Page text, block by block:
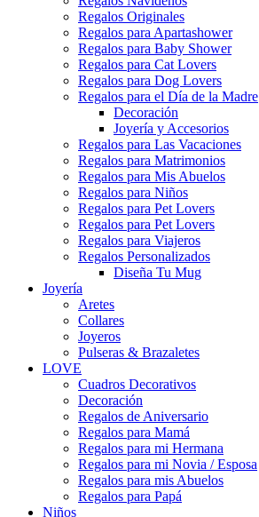
Regalos Originales
Regalos para Apartashower
Regalos para Baby Shower
Regalos para Cat Lovers
Regalos para Dog Lovers
Regalos para el Día de la Madre
Decoración
Joyería y Accesorios
Regalos para Las Vacaciones
Regalos para Matrimonios
Regalos para Mis Abuelos
Regalos para Niños
Regalos para Pet Lovers
Regalos para Pet Lovers
Regalos para Viajeros
Regalos Personalizados
Diseña Tu Mug
Joyería
Aretes
Collares
Joyeros
Pulseras & Brazaletes
LOVE
Cuadros Decorativos
Decoración
Regalos de Aniversario
Regalos para Mamá
Regalos para mi Hermana
Regalos para mi Novia / Esposa
Regalos para mis Abuelos
Regalos para Papá
Niños